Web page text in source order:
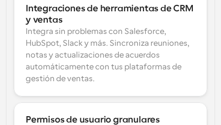
Integraciones de herramientas de CRM
y ventas
Integra sin problemas con Salesforce,
HubSpot, Slack y más. Sincroniza reuniones,
notas y actualizaciones de acuerdos
automáticamente con tus plataformas de
gestión de ventas.
Permisos de usuario granulares